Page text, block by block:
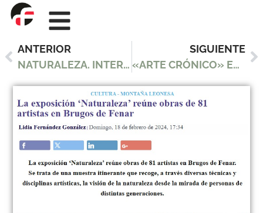
ANTERIOR
NATURALEZA. INTERVENCIÓN ARTÍSTICA EN EL CAMINO REAL
SIGUIENTE
«ARTE CRÓNICO» EN LAS SALAS DE EL ALBÉITAR